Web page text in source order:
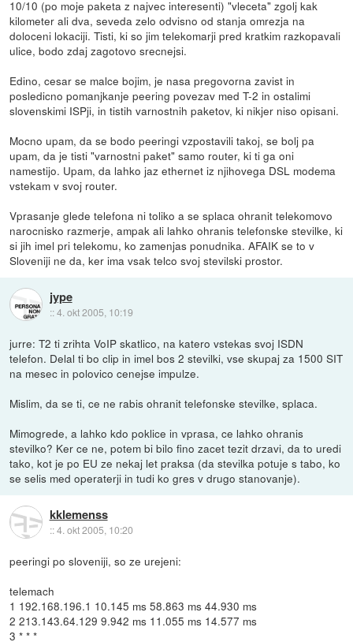
10/10 (po moje paketa z najvec interesenti) "vleceta" zgolj kak
kilometer ali dva, seveda zelo odvisno od stanja omrezja na
doloceni lokaciji. Tisti, ki so jim telekomarji pred kratkim razkopavali
ulice, bodo zdaj zagotovo srecnejsi.
Edino, cesar se malce bojim, je nasa pregovorna zavist in
posledicno pomanjkanje peering povezav med T-2 in ostalimi
slovenskimi ISPji, in tistih varnostnih paketov, ki nikjer niso opisani.
Mocno upam, da se bodo peeringi vzpostavili takoj, se bolj pa
upam, da je tisti "varnostni paket" samo router, ki ti ga oni
namestijo. Upam, da lahko jaz ethernet iz njihovega DSL modema
vstekam v svoj router.
Vprasanje glede telefona ni toliko a se splaca ohranit telekomovo
narocnisko razmerje, ampak ali lahko ohranis telefonske stevilke, ki
si jih imel pri telekomu, ko zamenjas ponudnika. AFAIK se to v
Sloveniji ne da, ker ima vsak telco svoj stevilski prostor.
jype
::4. okt 2005, 10:19
jurre: T2 ti zrihta VoIP skatlico, na katero vstekas svoj ISDN
telefon. Delal ti bo clip in imel bos 2 stevilki, vse skupaj za 1500 SIT
na mesec in polovico cenejse impulze.
Mislim, da se ti, ce ne rabis ohranit telefonske stevilke, splaca.
Mimogrede, a lahko kdo poklice in vprasa, ce lahko ohranis
stevilko? Ker ce ne, potem bi bilo fino zacet tezit drzavi, da to uredi
tako, kot je po EU ze nekaj let praksa (da stevilka potuje s tabo, ko
se selis med operaterji in tudi ko gres v drugo stanovanje).
kklemenss
::4. okt 2005, 10:20
peeringi po sloveniji, so ze urejeni:
telemach
1 192.168.196.1 10.145 ms 58.863 ms 44.930 ms
2 213.143.64.129 9.942 ms 11.055 ms 14.577 ms
3 * * *